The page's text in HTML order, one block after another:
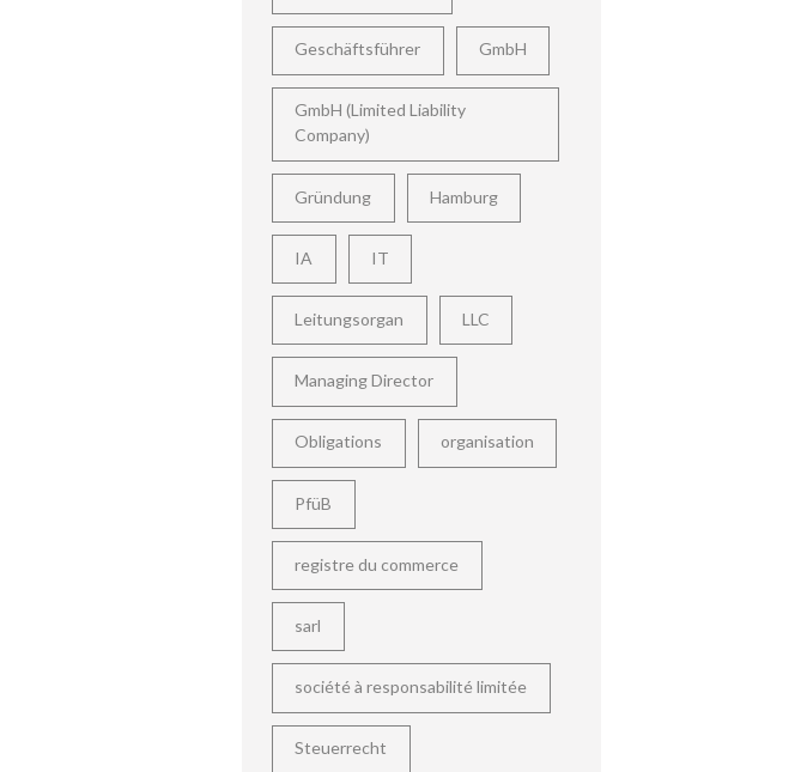
Geschäftsführer GmbH
GmbH (Limited Liability
Company)
Gründung Hamburg
IA IT
Leitungsorgan LLC
Managing Director
Obligations organisation
PfüB
registre du commerce
sarl
société à responsabilité limitée
Steuerrecht